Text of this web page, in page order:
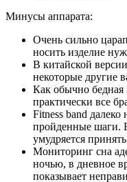
Минусы аппарата:
Очень сильно
носить изделие
В китайской
некоторые другие
Как обычно бедная
практически все
Fitness band далеко
пройденные шаги.
умудряется
Мониторинг сна
ночью, в дневное
показывает